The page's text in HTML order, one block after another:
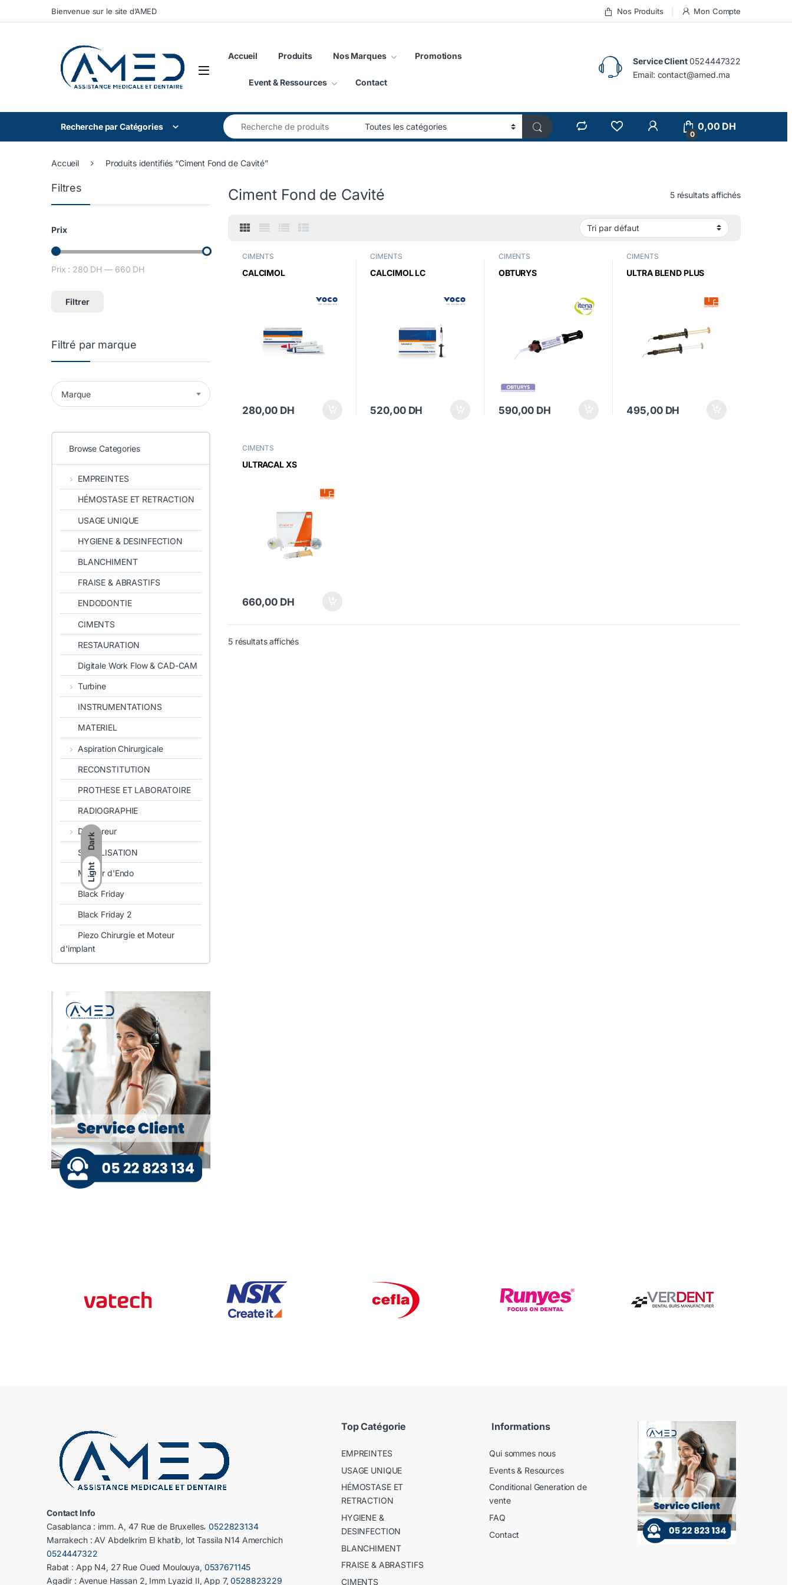
Dark
Light
Skip to navigation
Skip to contentBienvenue sur le site d’AMED Nos Produits Mon Compte
Accueil Produits Nos Marques Promotions
Event & Ressources Contact
Service Client 0524447322
Email: contact@amed.ma
Recherche par Catégories
Search for:
0
0,00 DH
Accueil Produits identifiés “Ciment Fond de Cavité”
Ciment Fond de Cavité 5 résultats affichés
CIMENTS
CALCIMOL
280,00 DH
CIMENTS
CALCIMOL LC
520,00 DH
CIMENTS
OBTURYS
590,00 DH
CIMENTS
ULTRA BLEND PLUS
495,00 DH
CIMENTS
ULTRACAL XS
660,00 DH
5 résultats affichés
Filtres
Prix
Prix min
Prix max
Filtrer
Prix : 280 DH — 660 DH
Filtré par marque
Marque
Browse Categories
EMPREINTES
HÉMOSTASE ET RETRACTION
USAGE UNIQUE
HYGIENE & DESINFECTION
BLANCHIMENT
FRAISE & ABRASTIFS
ENDODONTIE
CIMENTS
RESTAURATION
Digitale Work Flow & CAD-CAM
Turbine
INSTRUMENTATIONS
MATERIEL
Aspiration Chirurgicale
RECONSTITUTION
PROTHESE ET LABORATOIRE
RADIOGRAPHIE
Detartreur
STERILISATION
Moteur d'Endo
Black Friday
Black Friday 2
Piezo Chirurgie et Moteur
d'implant
Contact Info
Casablanca : imm. A, 47 Rue de Bruxelles،0522823134
Marrakech : AV Abdelkrim El khatib, lot Tassila N14 Amerchich
0524447322
Rabat : App N4, 27 Rue Oued Moulouya, 0537671145
Agadir : Avenue Hassan 2, Imm Lyazid II, App 7,0528823229
Top Catégorie
EMPREINTES
USAGE UNIQUE
HÉMOSTASE ET
RETRACTION
HYGIENE &
DESINFECTION
BLANCHIMENT
FRAISE & ABRASTIFS
CIMENTS
Informations
Qui sommes nous
Events & Resources
Conditional Generation de
vente
FAQ
Contact